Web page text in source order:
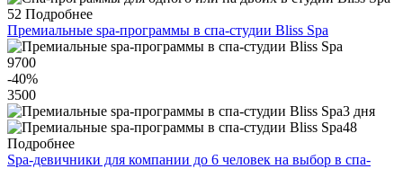
52 Подробнее
Премиальные spa-программы в спа-студии Bliss Spa
9700
-40%
3500
3 дня
48
Подробнее
Spa-девичники для компании до 6 человек на выбор в спа-